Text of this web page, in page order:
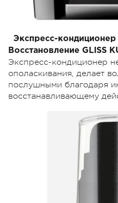
Экспресс-
Восстановление GLISS
Экспресс-кондиционер
ополаскивания, делает
послушными благодаря
восстанавливающему